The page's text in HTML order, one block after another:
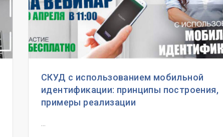
СКУД с использованием мобильной
идентификации: принципы построения,
примеры реализации